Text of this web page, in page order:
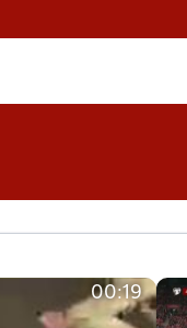
00:19